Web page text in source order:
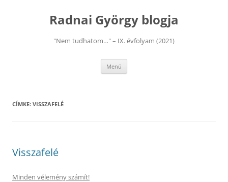
Radnai György blogja
"Nem tudhatom…" – IX. évfolyam (2021)
Menü
CÍMKE: VISSZAFELÉ
Visszafelé
Minden vélemény számít!